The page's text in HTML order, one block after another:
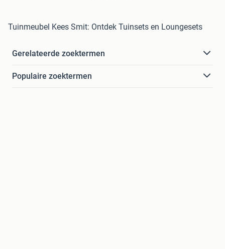
Tuinmeubel Kees Smit: Ontdek Tuinsets en Loungesets
Gerelateerde zoektermen
Populaire zoektermen